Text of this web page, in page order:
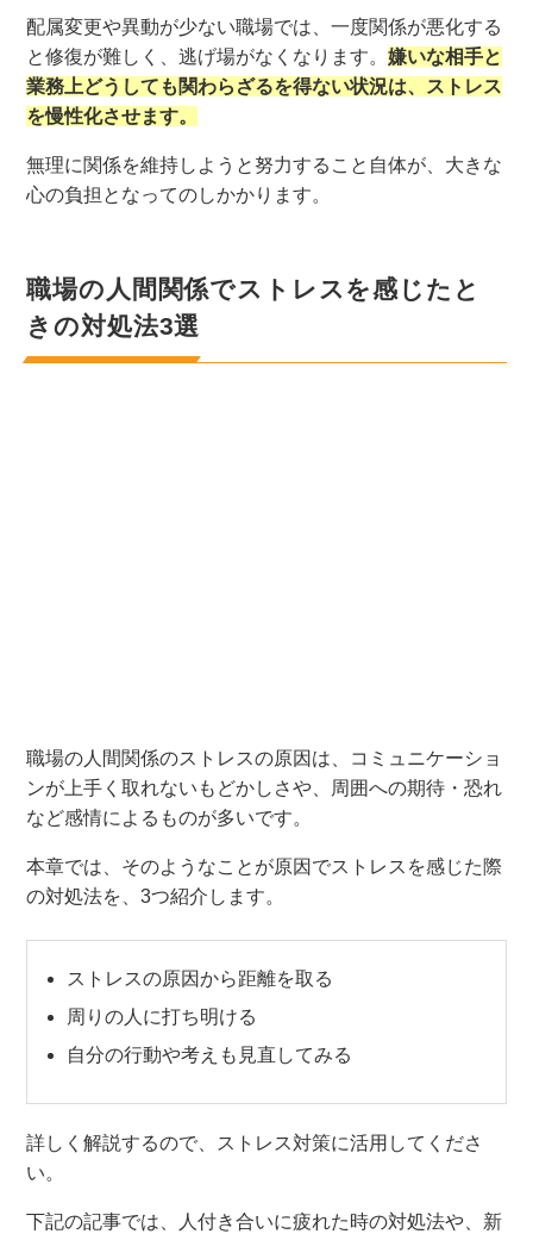
配属変更や異動が少ない職場では、一度関係が悪化する
と修復が難しく、逃げ場がなくなります。嫌いな相手と
業務上どうしても関わらざるを得ない状況は、ストレス
を慢性化させます。
無理に関係を維持しようと努力すること自体が、大きな
心の負担となってのしかかります。
職場の人間関係でストレスを感じたと
きの対処法3選
職場の人間関係のストレスの原因は、コミュニケーショ
ンが上手く取れないもどかしさや、周囲への期待・恐れ
など感情によるものが多いです。
本章では、そのようなことが原因でストレスを感じた際
の対処法を、3つ紹介します。
ストレスの原因から距離を取る
周りの人に打ち明ける
自分の行動や考えも見直してみる
詳しく解説するので、ストレス対策に活用してくださ
い。
下記の記事では、人付き合いに疲れた時の対処法や、新